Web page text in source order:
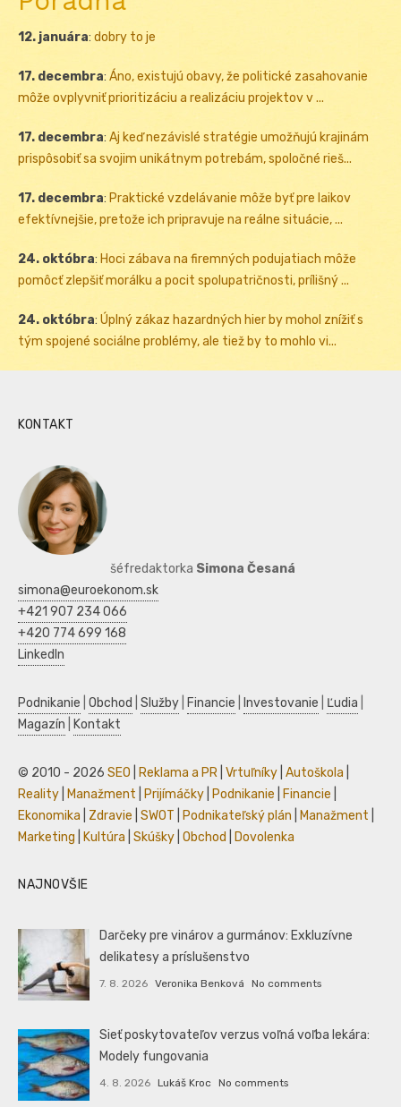
12. januára: dobry to je
17. decembra: Áno, existujú obavy, že politické zasahovanie
môže ovplyvniť prioritizáciu a realizáciu projektov v ...
17. decembra: Aj keď nezávislé stratégie umožňujú krajinám
prispôsobiť sa svojim unikátnym potrebám, spoločné rieš...
17. decembra: Praktické vzdelávanie môže byť pre laikov
efektívnejšie, pretože ich pripravuje na reálne situácie, ...
24. októbra: Hoci zábava na firemných podujatiach môže
pomôcť zlepšiť morálku a pocit spolupatričnosti, prílišný ...
24. októbra: Úplný zákaz hazardných hier by mohol znížiť s
tým spojené sociálne problémy, ale tiež by to mohlo vi...
KONTAKT
šéfredaktorka Simona Česaná
simona@euroekonom.sk
+421 907 234 066
+420 774 699 168
LinkedIn
Podnikanie Obchod Služby Financie Investovanie Ľudia
Magazín
Kontakt
© 2010 - 2026 SEO Reklama a PR Vrtuľníky Autoškola
Reality
Manažment Prijímáčky Podnikanie Financie
Ekonomika
Zdravie SWOT Podnikateľský plán Manažment
Marketing
Kultúra Skúšky Obchod Dovolenka
NAJNOVŠIE
Darčeky pre vinárov a gurmánov: Exkluzívne
delikatesy a príslušenstvo
7. 8. 2026 Veronika Benková No comments
Sieť poskytovateľov verzus voľná voľba lekára:
Modely fungovania
4. 8. 2026 Lukáš Kroc No comments